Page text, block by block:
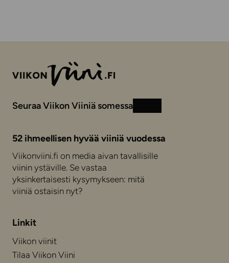
Seuraa Viikon Viiniä somessa
52 ihmeellisen hyvää viiniä vuodessa
Viikonviini.fi on media aivan tavallisille
viinin ystäville. Se vastaa
yksinkertaisesti kysymykseen: mitä
viiniä ostaisin nyt?
Linkit
Viikon viinit
Tilaa Viikon Viini